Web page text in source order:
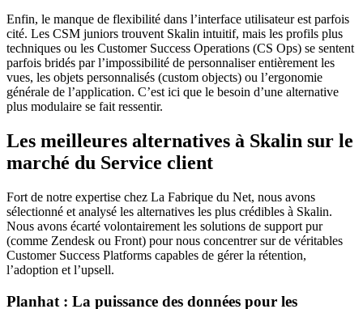
Enfin, le manque de flexibilité dans l’interface utilisateur est parfois
cité. Les CSM juniors trouvent Skalin intuitif, mais les profils plus
techniques ou les Customer Success Operations (CS Ops) se sentent
parfois bridés par l’impossibilité de personnaliser entièrement les
vues, les objets personnalisés (custom objects) ou l’ergonomie
générale de l’application. C’est ici que le besoin d’une alternative
plus modulaire se fait ressentir.
Les meilleures alternatives à Skalin sur le
marché du Service client
Fort de notre expertise chez La Fabrique du Net, nous avons
sélectionné et analysé les alternatives les plus crédibles à Skalin.
Nous avons écarté volontairement les solutions de support pur
(comme Zendesk ou Front) pour nous concentrer sur de véritables
Customer Success Platforms capables de gérer la rétention,
l’adoption et l’upsell.
Planhat : La puissance des données pour les